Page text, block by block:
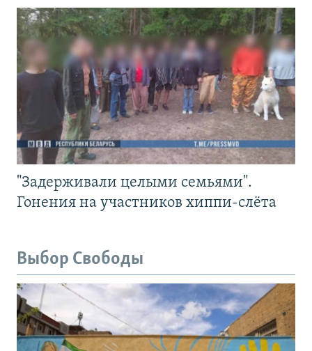
"Задерживали целыми семьями".
Гонения на участников хиппи-слёта
Выбор Свободы